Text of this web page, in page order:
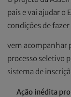
país e vai ajudar o
condições de
vem acompanhar
processo seletivo
sistema de
Ação inédita